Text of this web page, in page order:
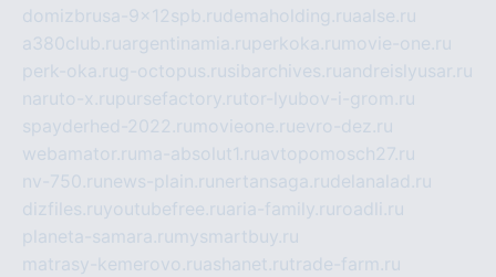
domizbrusa-9x12spb.rudemaholding.ruaalse.ru
a380club.ruargentinamia.ruperkoka.ru movie-one.ru
perk-oka.rug-octopus.rusibarchives.ruandreislyusar.ru
naruto-x.rupursefactory.rutor-lyubov-i-grom.ru
spayderhed-2022.ru movieone.ruevro-dez.ru
webamator.ru ma-absolut1.ruavtopomosch27.ru
nv-750.ru news-plain.ru nertansaga.rudelanalad.ru
dizfiles.ruyoutubefree.ruaria-family.ru roadli.ru
planeta-samara.ru mysmartbuy.ru
matrasy-kemerovo.ruashanet.rutrade-farm.ru